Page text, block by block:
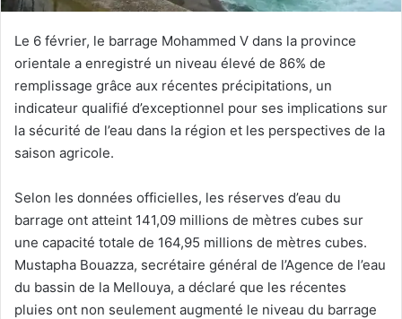
Le 6 février, le barrage Mohammed V dans la province
orientale a enregistré un niveau élevé de 86% de
remplissage grâce aux récentes précipitations, un
indicateur qualifié d’exceptionnel pour ses implications sur
la sécurité de l’eau dans la région et les perspectives de la
saison agricole.
Selon les données officielles, les réserves d’eau du
barrage ont atteint 141,09 millions de mètres cubes sur
une capacité totale de 164,95 millions de mètres cubes.
Mustapha Bouazza, secrétaire général de l’Agence de l’eau
du bassin de la Mellouya, a déclaré que les récentes
pluies ont non seulement augmenté le niveau du barrage